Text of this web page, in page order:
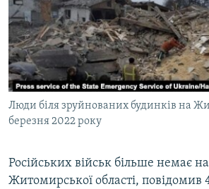
ДЕПОРТАЦІЯ
ВІДЕОУРОКИ «ELIFBE»
СВІДЧЕННЯ ОКУПАЦІЇ
УКРАЇНСЬКА ПРОБЛЕМА КРИМУ
ІНФОГРАФІКА
ЯК ОБІЙТИ БЛОКУВАННЯ
Русский
Qırımtatar
ДОЛУЧАЙСЯ!
Усі сайти RFE/RL
Люди біля зруйнованих будинків на
березня 2022 року
Російських військ більше немає на
Житомирської області, повідомив